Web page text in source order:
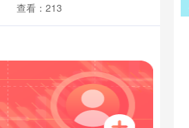
查看：213